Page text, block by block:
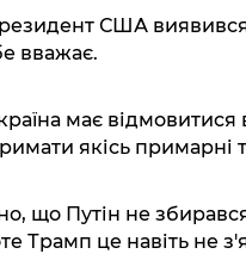
США
вважає.
має відмовитися
якісь примарні
що Путін не
Трамп це навіть не